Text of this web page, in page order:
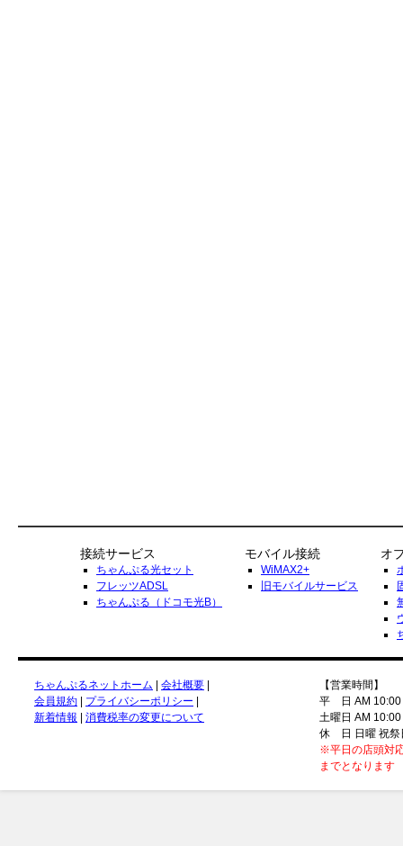
接続サービス
ちゃんぷる光セット
フレッツADSL
ちゃんぷる（ドコモ光B）
モバイル接続
WiMAX2+
旧モバイルサービス
オ
ちゃんぷるネットホーム 会社概要
会員規約
プライバシーポリシー
新着情報
消費税率の変更について
【営業時間】
平 日 AM 10:00
土曜日 AM
休 日 日曜 祝祭
※平日の店頭
までとなります